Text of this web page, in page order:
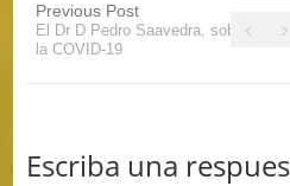
Previous Post
El Dr D Pedro Saavedra, sobre
la COVID-19
Escriba una